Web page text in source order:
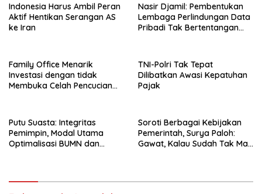
Indonesia Harus Ambil Peran
Aktif Hentikan Serangan AS
ke Iran
Nasir Djamil: Pembentukan
Lembaga Perlindungan Data
Pribadi Tak Bertentangan
Family Office Menarik
Investasi dengan tidak
Membuka Celah Pencucian
TNI-Polri Tak Tepat
Dilibatkan Awasi Kepatuhan
Pajak
Putu Suasta: Integritas
Pemimpin, Modal Utama
Optimalisasi BUMN dan
Soroti Berbagai Kebijakan
Pemerintah, Surya Paloh:
Gawat, Kalau Sudah Tak Mau